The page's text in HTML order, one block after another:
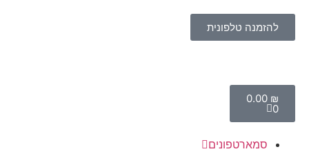
‎0.00 ₪
0
להזמנה טלפונית
סמארטפונים